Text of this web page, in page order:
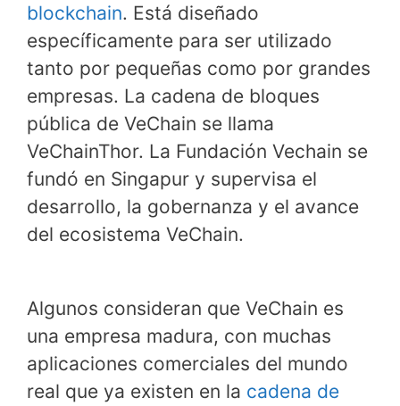
blockchain. Está diseñado
específicamente para ser utilizado
tanto por pequeñas como por grandes
empresas. La cadena de bloques
pública de VeChain se llama
VeChainThor. La Fundación Vechain se
fundó en Singapur y supervisa el
desarrollo, la gobernanza y el avance
del ecosistema VeChain.
Algunos consideran que VeChain es
una empresa madura, con muchas
aplicaciones comerciales del mundo
real que ya existen en la cadena de